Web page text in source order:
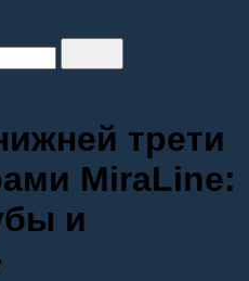
трети
MiraLine:
и